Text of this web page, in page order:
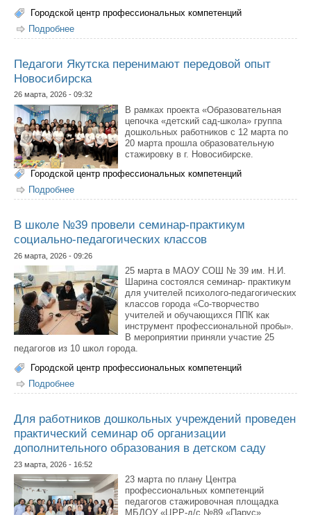
Городской центр профессиональных компетенций
Подробнее
«Методические линии в содержании работы с
Педагоги Якутска перенимают передовой опыт
Новосибирска
26 марта, 2026 - 09:32
В рамках проекта «Образовательная
цепочка «детский сад-школа» группа
дошкольных работников с 12 марта по
20 марта прошла образовательную
стажировку в г. Новосибирске.
Городской центр профессиональных компетенций
Подробнее
Новосибирска
В школе №39 провели семинар-практикум
социально-педагогических классов
26 марта, 2026 - 09:26
25 марта в МАОУ СОШ № 39 им. Н.И.
Шарина состоялся семинар- практикум
для учителей психолого-педагогических
классов города «Со-творчество
учителей и обучающихся ППК как
инструмент профессиональной пробы».
В мероприятии приняли участие 25
педагогов из 10 школ города.
Городской центр профессиональных компетенций
Подробнее
педагогических классов
Для работников дошкольных учреждений проведен
практический семинар об организации
дополнительного образования в детском саду
23 марта, 2026 - 16:52
23 марта по плану Центра
профессиональных компетенций
педагогов стажировочная площадка
МБДОУ «ЦРР-д/с №89 «Парус»